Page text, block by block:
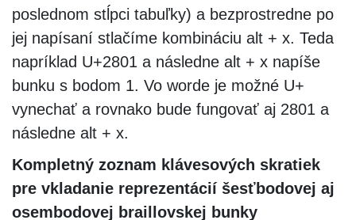
poslednom stĺpci tabuľky) a bezprostredne po
jej napísaní stlačíme kombináciu alt + x. Teda
napríklad U+2801 a následne alt + x napíše
bunku s bodom 1. Vo worde je možné U+
vynechať a rovnako bude fungovať aj 2801 a
následne alt + x.
Kompletný zoznam klávesových skratiek
pre vkladanie reprezentácií šesťbodovej aj
osembodovej braillovskej bunky